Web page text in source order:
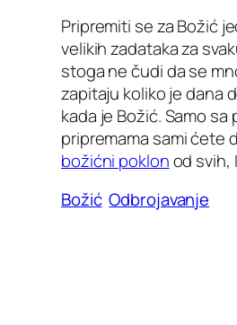
Pripremiti se za Božić
velikih zadataka za
stoga ne čudi da se
zapitaju koliko je dana
kada je Božić. Samo sa
pripremama sami ćete
božićni poklonod svih,
Božić Odbrojavanje